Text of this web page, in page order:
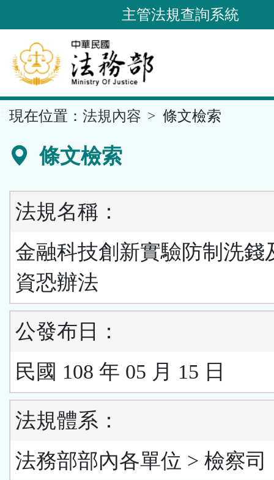
到
要
內
容
區
主管法規查詢系統
現在位置： 法規內容 條文檢索
條文檢索
法規名稱：
金融科技創新實驗防制洗錢
資恐辦法
公發布日：
民國 108 年 05 月 15 日
法規體系：
法務部部內各單位 > 檢察司